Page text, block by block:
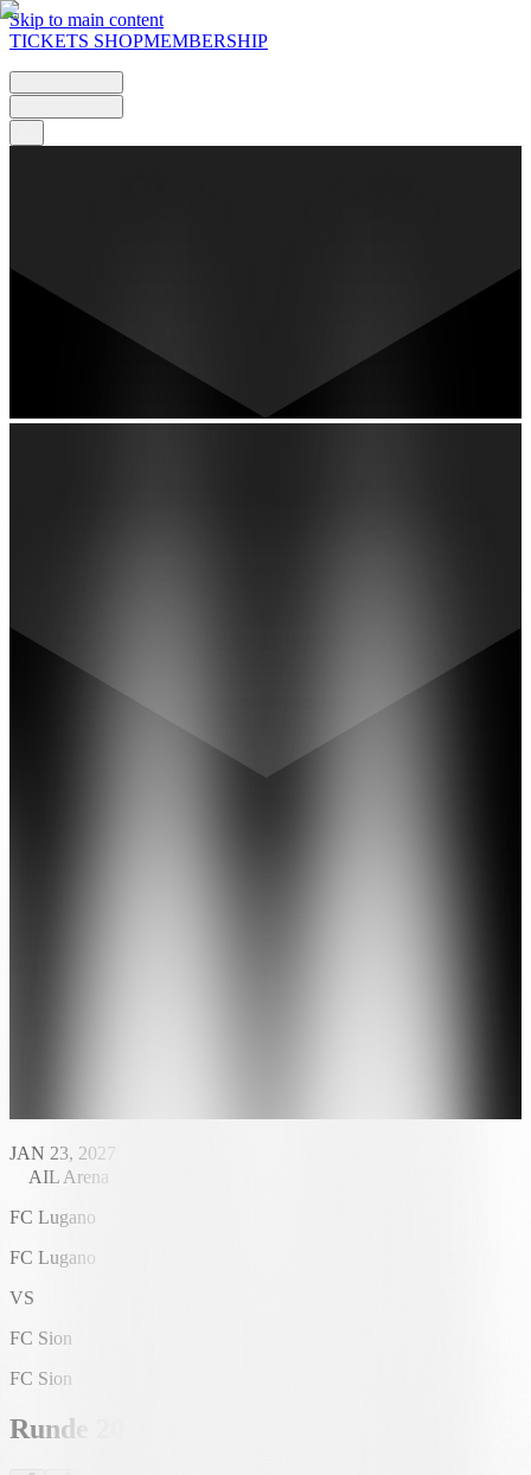
Skip to main content
TICKETS SHOPMEMBERSHIP
JAN 23, 2027
AIL Arena
FC Lugano
FC Lugano
VS
FC Sion
FC Sion
Runde